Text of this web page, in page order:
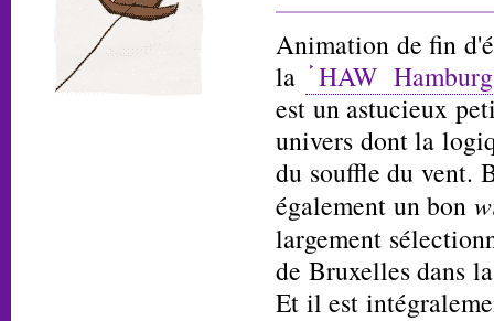
Animation de fin
la
HAW
est un astucieux
univers dont la
du souffle du vent.
également un bon
largement
de Bruxelles dans
Et il est